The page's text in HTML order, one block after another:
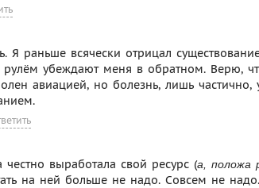
Я раньше всячески отрицал
рулём убеждают меня в обратном. Верю,
авиацией, но болезнь, лишь частично,
выработала свой ресурс (а, положа
на ней больше не надо. Совсем не